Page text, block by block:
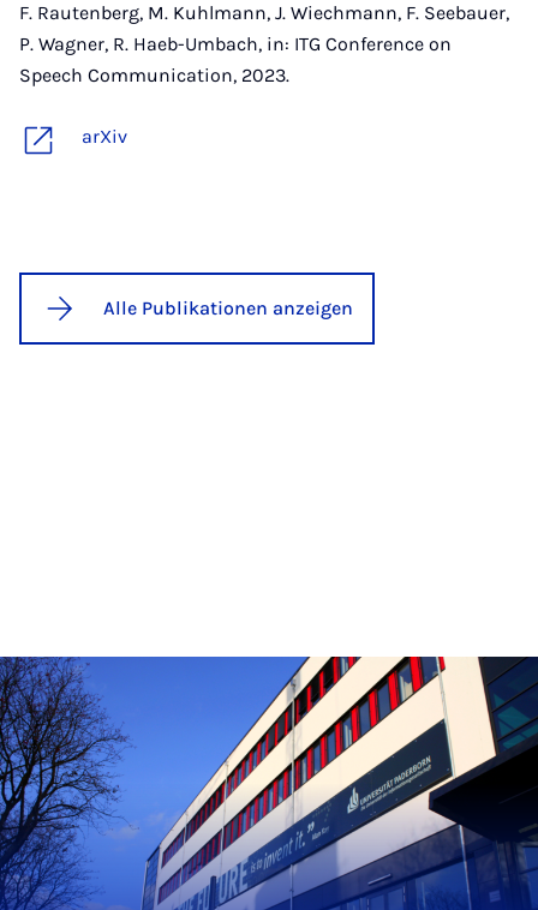
F. Rautenberg, M. Kuhlmann, J. Wiechmann, F. Seebauer,
P. Wagner, R. Haeb-Umbach, in: ITG Conference on
Speech Communication, 2023.
arXiv
Alle Publikationen anzeigen